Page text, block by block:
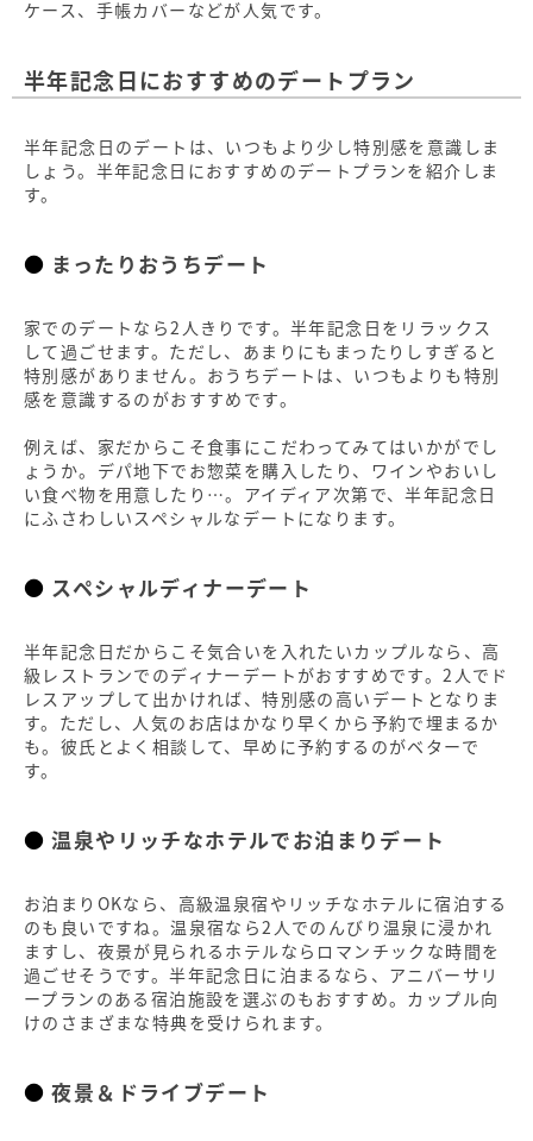
ケース、手帳カバーなどが人気です。
半年記念日におすすめのデートプラン
半年記念日のデートは、いつもより少し特別感を意識しま
しょう。半年記念日におすすめのデートプランを紹介しま
す。
まったりおうちデート
家でのデートなら2人きりです。半年記念日をリラックス
して過ごせます。ただし、あまりにもまったりしすぎると
特別感がありません。おうちデートは、いつもよりも特別
感を意識するのがおすすめです。
例えば、家だからこそ食事にこだわってみてはいかがでし
ょうか。デパ地下でお惣菜を購入したり、ワインやおいし
い食べ物を用意したり…。アイディア次第で、半年記念日
にふさわしいスペシャルなデートになります。
スペシャルディナーデート
半年記念日だからこそ気合いを入れたいカップルなら、高
級レストランでのディナーデートがおすすめです。2人でド
レスアップして出かければ、特別感の高いデートとなりま
す。ただし、人気のお店はかなり早くから予約で埋まるか
も。彼氏とよく相談して、早めに予約するのがベターで
す。
温泉やリッチなホテルでお泊まりデート
お泊まりOKなら、高級温泉宿やリッチなホテルに宿泊する
のも良いですね。温泉宿なら2人でのんびり温泉に浸かれ
ますし、夜景が見られるホテルならロマンチックな時間を
過ごせそうです。半年記念日に泊まるなら、アニバーサリ
ープランのある宿泊施設を選ぶのもおすすめ。カップル向
けのさまざまな特典を受けられます。
夜景＆ドライブデート